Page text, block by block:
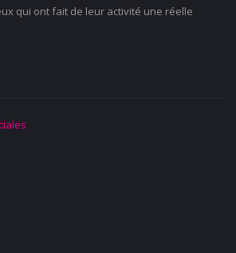
qui ont fait de leur activité une réelle